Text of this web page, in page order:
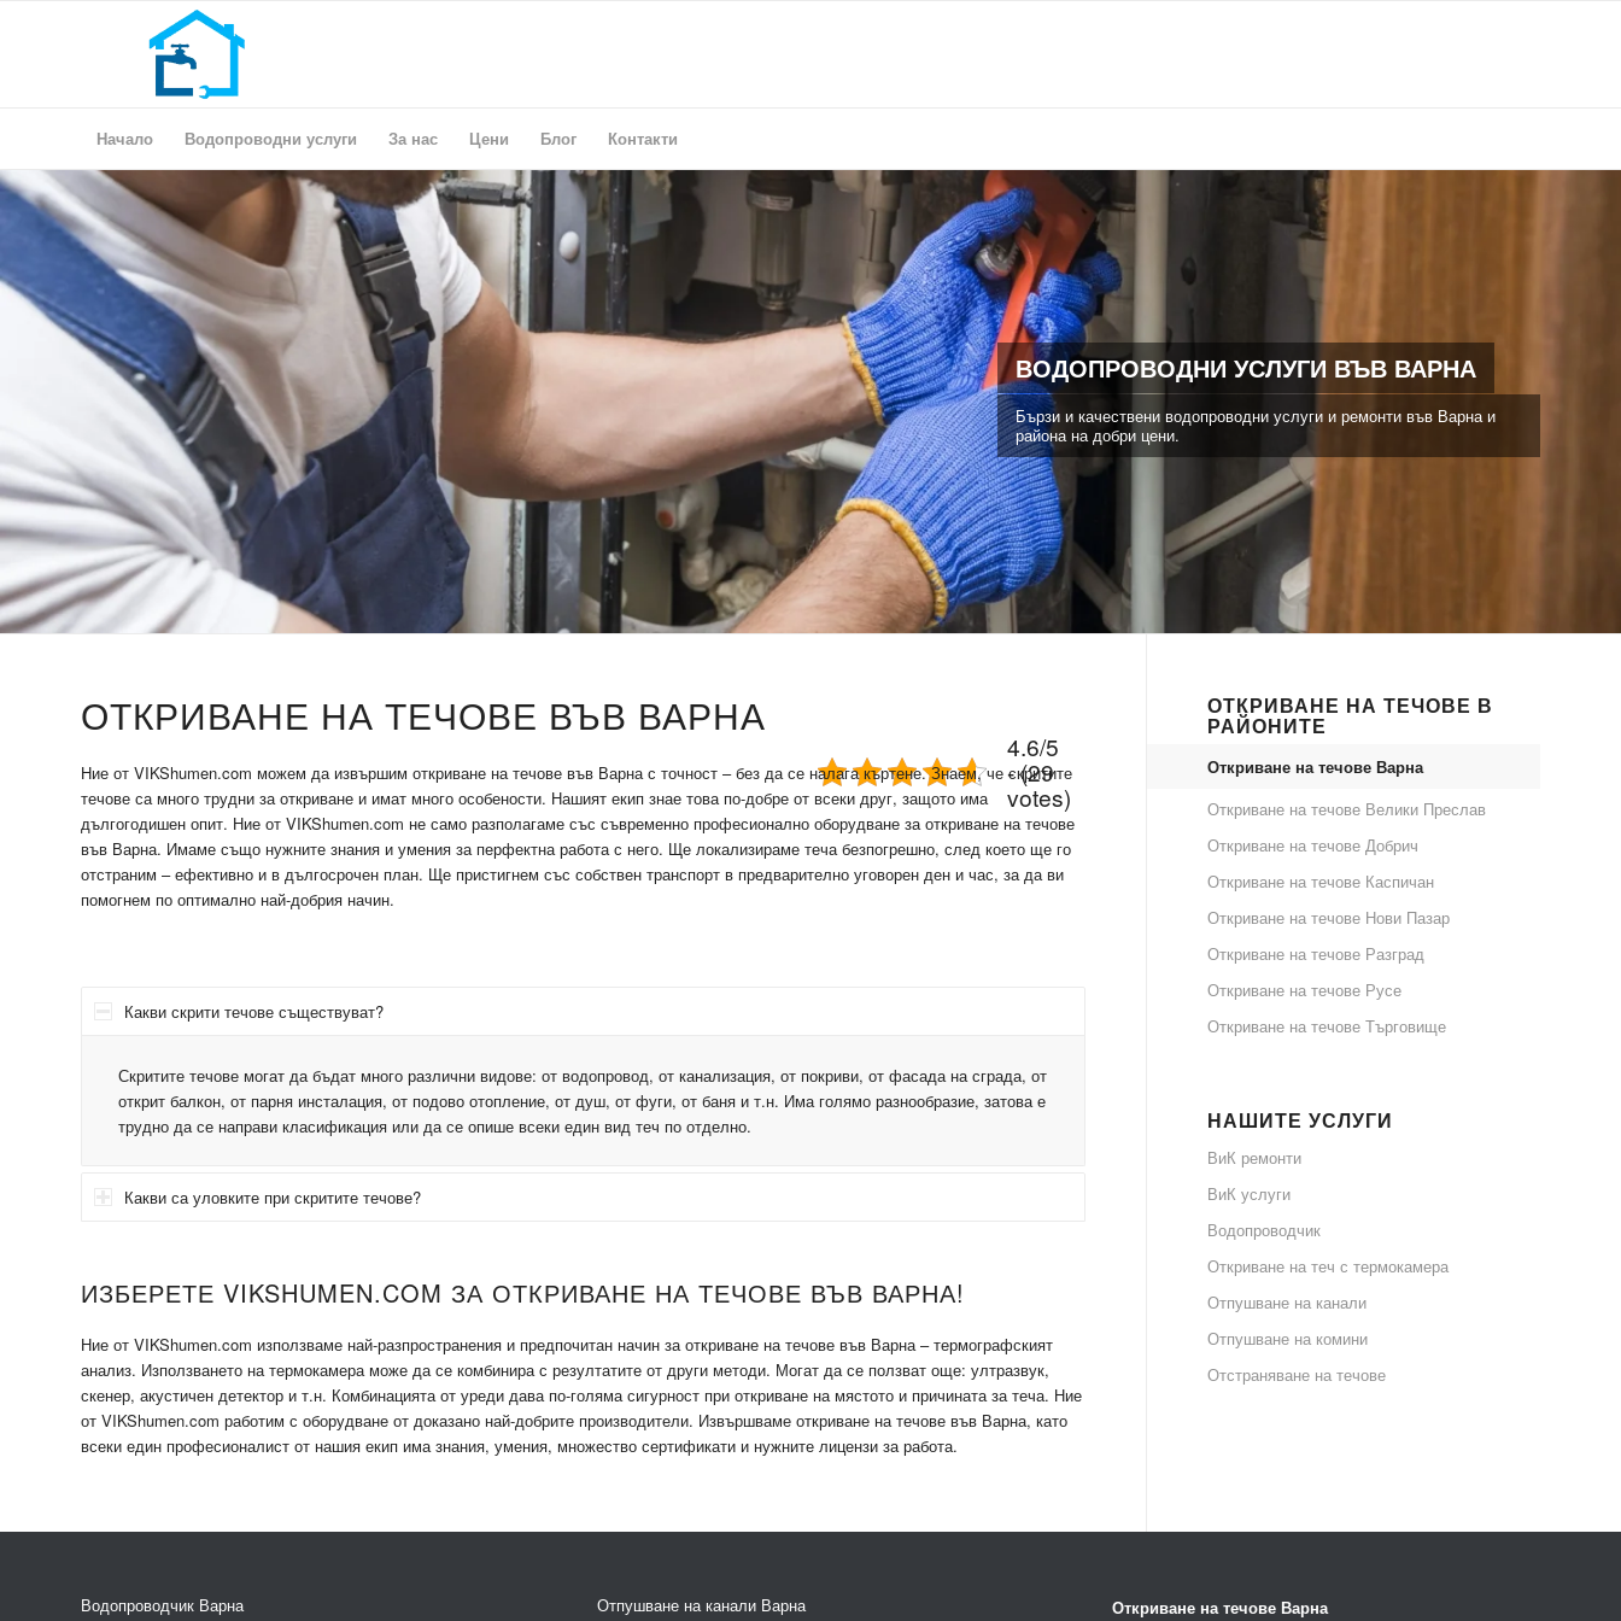
Начало Водопроводни услуги За нас Цени Блог Контакти
ВОДОПРОВОДНИ УСЛУГИ ВЪВ ВАРНА
Бързи и качествени водопроводни услуги и ремонти във Варна и
района на добри цени.
ОТКРИВАНЕ НА ТЕЧОВЕ ВЪВ ВАРНА
Ние от VIKShumen.com можем да извършим откриване на течове във Варна с точност – без да се налага къртене. Знаем, че скритите
течове са много трудни за откриване и имат много особености. Нашият екип знае това по-добре от всеки друг, защото има
дългогодишен опит. Ние от VIKShumen.com не само разполагаме със съвременно професионално оборудване за откриване на течове
във Варна. Имаме също нужните знания и умения за перфектна работа с него. Ще локализираме теча безпогрешно, след което ще го
отстраним – ефективно и в дългосрочен план. Ще пристигнем със собствен транспорт в предварително уговорен ден и час, за да ви
помогнем по оптимално най-добрия начин.
Какви скрити течове съществуват?
Скритите течове могат да бъдат много различни видове: от водопровод, от канализация, от покриви, от фасада на сграда, от
открит балкон, от парня инсталация, от подово отопление, от душ, от фуги, от баня и т.н. Има голямо разнообразие, затова е
трудно да се направи класификация или да се опише всеки един вид теч по отделно.
Какви са уловките при скритите течове?
ИЗБЕРЕТЕ VIKSHUMEN.COM ЗА ОТКРИВАНЕ НА ТЕЧОВЕ ВЪВ ВАРНА!
Ние от VIKShumen.com използваме най-разпространения и предпочитан начин за откриване на течове във Варна – термографският
анализ. Използването на термокамера може да се комбинира с резултатите от други методи. Могат да се ползват още: ултразвук,
скенер, акустичен детектор и т.н. Комбинацията от уреди дава по-голяма сигурност при откриване на мястото и причината за теча. Ние
от VIKShumen.com работим с оборудване от доказано най-добрите производители. Извършваме откриване на течове във Варна, като
всеки един професионалист от нашия екип има знания, умения, множество сертификати и нужните лицензи за работа.
4.6/5
- (29
votes)
ОТКРИВАНЕ НА ТЕЧОВЕ В
РАЙОНИТЕ
Откриване на течове Варна
Откриване на течове Велики Преслав
Откриване на течове Добрич
Откриване на течове Каспичан
Откриване на течове Нови Пазар
Откриване на течове Разград
Откриване на течове Русе
Откриване на течове Търговище
НАШИТЕ УСЛУГИ
ВиК ремонти
ВиК услуги
Водопроводчик
Откриване на теч с термокамера
Отпушване на канали
Отпушване на комини
Отстраняване на течове
Водопроводчик Варна Отпушване на канали Варна Откриване на течове Варна